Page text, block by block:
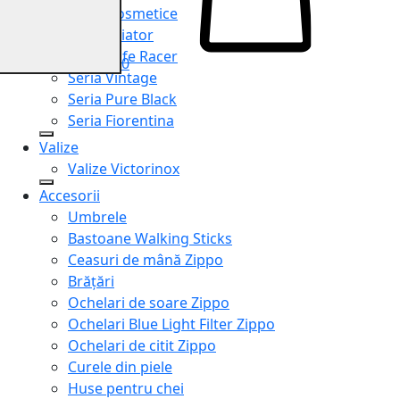
Truse cosmetice
Seria Aviator
Seria Cafe Racer
Seria Vintage
Seria Pure Black
Seria Fiorentina
Valize
Valize Victorinox
Accesorii
Umbrele
Bastoane Walking Sticks
Ceasuri de mână Zippo
Brățări
Ochelari de soare Zippo
Ochelari Blue Light Filter Zippo
Ochelari de citit Zippo
Curele din piele
Huse pentru chei
0